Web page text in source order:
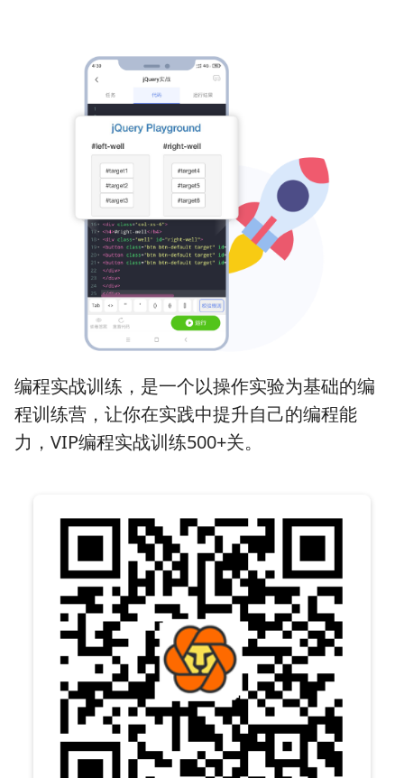
编程实战训练，是一个以操作实验为基础的编
程训练营，让你在实践中提升自己的编程能
力，VIP编程实战训练500+关。